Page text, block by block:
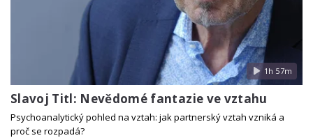
1h 57m
Slavoj Titl: Nevědomé fantazie ve vztahu
Psychoanalytický pohled na vztah: jak partnerský vztah vzniká a
proč se rozpadá?